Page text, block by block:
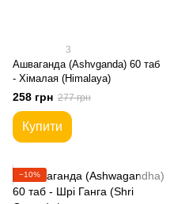
3
Ашваганда (Ashvganda) 60 таб
- Хімалая (Himalaya)
258 грн 277 грн
Купити
−10%